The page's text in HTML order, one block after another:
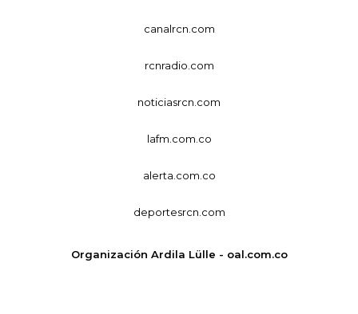
canalrcn.com
rcnradio.com
noticiasrcn.com
lafm.com.co
alerta.com.co
deportesrcn.com
Organización Ardila Lülle - oal.com.co